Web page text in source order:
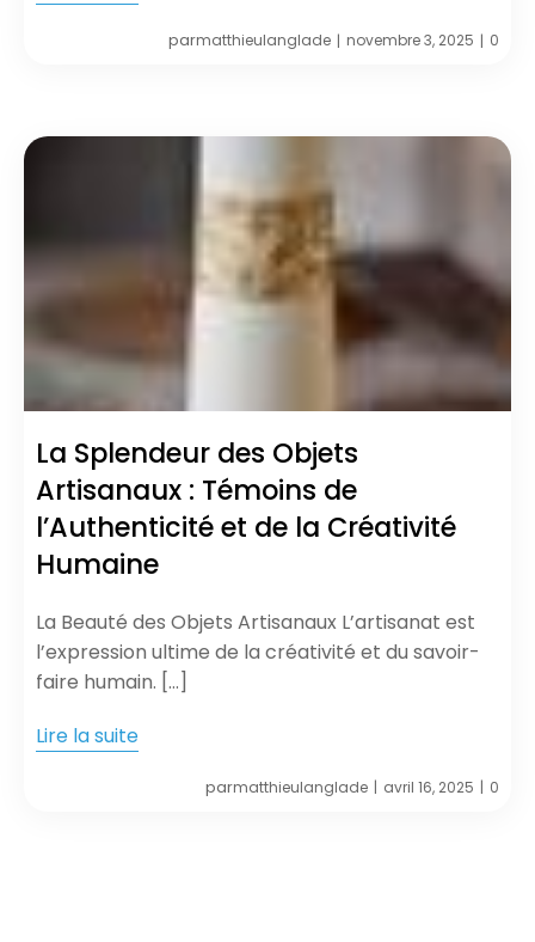
parmatthieulanglade | novembre 3, 2025 | 0
La Splendeur des Objets
Artisanaux : Témoins de
l’Authenticité et de la Créativité
Humaine
La Beauté des Objets Artisanaux L’artisanat est
l’expression ultime de la créativité et du savoir-
faire humain. […]
Lire la suite
parmatthieulanglade | avril 16, 2025 | 0